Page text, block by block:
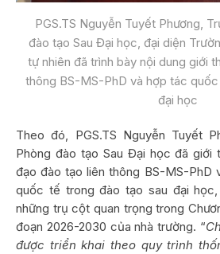
PGS.TS Nguyễn Tuyết Phương,
đào tạo Sau Đại học, đại diện
tự nhiên đã trình bày nội dung giới
thông BS-MS-PhD và hợp tác
đại học
Theo đó, PGS.TS Nguyễn Tuyết
Phòng đào tạo Sau Đại học đã giới
đạo đào tạo liên thông BS-MS-PhD
quốc tế trong đào tạo sau đại
những trụ cột quan trọng trong
đoạn 2026-2030 của nhà trường. “
được triển khai theo quy trình